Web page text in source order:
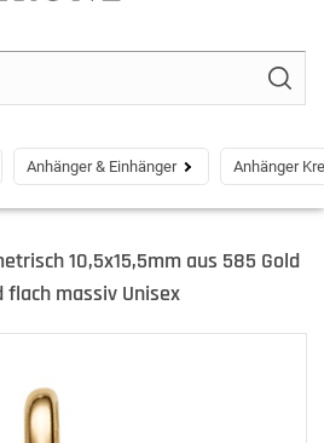
Anhänger & Einhänger Anhänger
10,5x15,5mm aus 585 Gold
flach massiv Unisex